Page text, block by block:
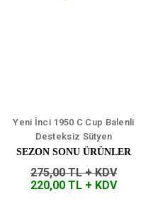
Yeni İnci 1950 C Cup Balenli
Desteksiz Sütyen
SEZON SONU ÜRÜNLER
275,00 TL + KDV
220,00 TL + KDV